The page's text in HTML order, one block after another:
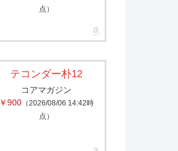
点）
テコンダー朴12
コアマガジン
￥900（2026/08/06 14:42時
点）